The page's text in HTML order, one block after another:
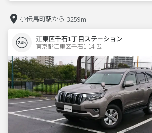
小伝馬町駅から 3259m
江東区千石1丁目ステーション
東京都江東区千石1-14-32